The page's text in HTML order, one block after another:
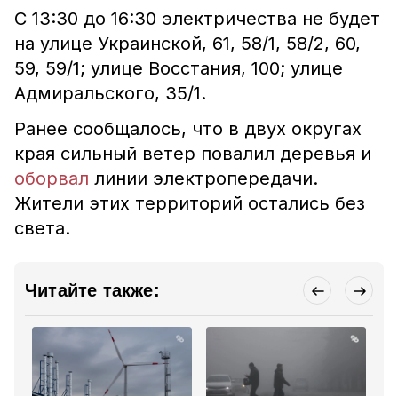
С 13:30 до 16:30 электричества не будет
на улице Украинской, 61, 58/1, 58/2, 60,
59, 59/1; улице Восстания, 100; улице
Адмиральского, 35/1.
Ранее сообщалось, что в двух округах
края сильный ветер повалил деревья и
оборвал линии электропередачи.
Жители этих территорий остались без
света.
Читайте также: